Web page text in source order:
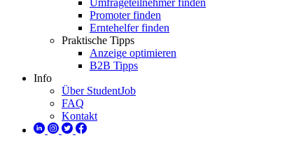
Umfrageteilnehmer finden
Promoter finden
Erntehelfer finden
Praktische Tipps
Anzeige optimieren
B2B Tipps
Info
Über StudentJob
FAQ
Kontakt